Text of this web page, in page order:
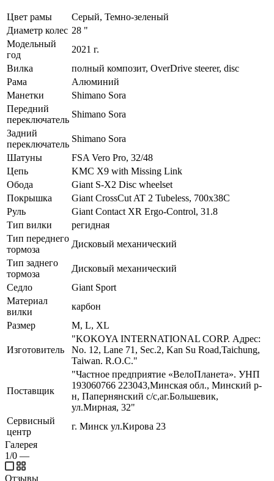
Цвет рамы
Серый, Темно-зеленый
Диаметр колес 28 "
Модельный
год
2021 г.
Вилка
полный композит, OverDrive steerer, disc
Рама
Алюминий
Манетки
Shimano Sora
Передний
переключатель
Shimano Sora
Задний
переключатель
Shimano Sora
Шатуны
FSA Vero Pro, 32/48
Цепь
KMC X9 with Missing Link
Обода
Giant S-X2 Disc wheelset
Покрышка
Giant CrossCut AT 2 Tubeless, 700x38C
Руль
Giant Contact XR Ergo-Control, 31.8
Тип вилки
регидная
Тип переднего
тормоза
Дисковый механический
Тип заднего
тормоза
Дисковый механический
Седло
Giant Sport
Материал
вилки
карбон
Размер
M, L, XL
Изготовитель
"KOKOYA INTERNATIONAL CORP. Адрес:
No. 12, Lane 71, Sec.2, Kan Su Road,Taichung,
Taiwan. R.O.C."
Поставщик
"Частное предприятие «ВелоПланета». УНП
193060766 223043,Минская обл., Минский р-
н, Папернянский с/с,аг.Большевик,
ул.Мирная, 32"
Сервисный
центр
г. Минск ул.Кирова 23
Галерея
1/0 —
Отзывы